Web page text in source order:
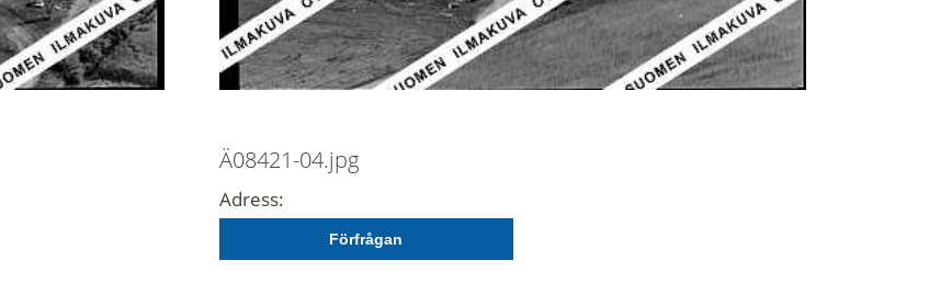
Ä08421-04.jpg
Adress:
Förfrågan